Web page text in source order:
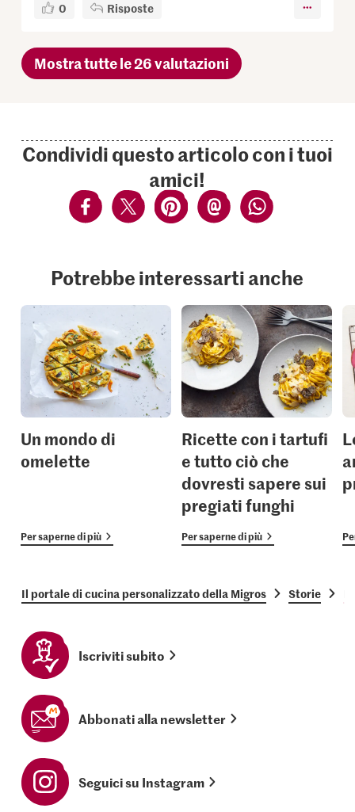
0 Risposte
Mostra tutte le 26 valutazioni
Condividi questo articolo con i tuoi
amici!
Potrebbe interessarti anche
Un mondo di
omelette
Per saperne di più
Ricette con i tartufi
e tutto ciò che
dovresti sapere sui
pregiati funghi
Per saperne di più
Il portale di cucina personalizzato della Migros Storie
Iscriviti subito
Abbonati alla newsletter
Seguici su Instagram